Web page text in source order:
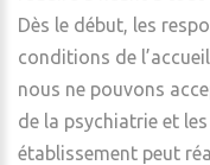
Dès le début, les
conditions de
nous ne pouvons
de la psychiatrie et
établissement peut